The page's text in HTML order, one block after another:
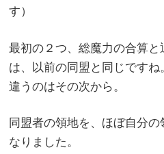
す）
最初の２つ、総魔力の合算
は、以前の同盟と同じですね
違うのはその次から。
同盟者の領地を、ほぼ自分
なりました。